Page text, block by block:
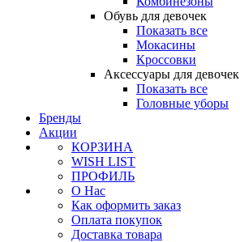
Обувь для девочек
Показать все
Мокасины
Кроссовки
Аксессуары для девочек
Показать все
Головные уборы
Бренды
Акции
КОРЗИНА
WISH LIST
ПРОФИЛЬ
О Нас
Как оформить заказ
Оплата покупок
Доставка товара